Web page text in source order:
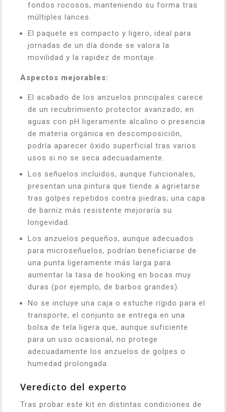
fondos rocosos, manteniendo su forma tras
múltiples lances.
El paquete es compacto y ligero, ideal para
jornadas de un día donde se valora la
movilidad y la rapidez de montaje.
Aspectos mejorables:
El acabado de los anzuelos principales carece
de un recubrimiento protector avanzado; en
aguas con pH ligeramente alcalino o presencia
de materia orgánica en descomposición,
podría aparecer óxido superficial tras varios
usos si no se seca adecuadamente.
Los señuelos incluidos, aunque funcionales,
presentan una pintura que tiende a agrietarse
tras golpes repetidos contra piedras; una capa
de barniz más resistente mejoraría su
longevidad.
Los anzuelos pequeños, aunque adecuados
para microseñuelos, podrían beneficiarse de
una punta ligeramente más larga para
aumentar la tasa de hooking en bocas muy
duras (por ejemplo, de barbos grandes).
No se incluye una caja o estuche rígido para el
transporte; el conjunto se entrega en una
bolsa de tela ligera que, aunque suficiente
para un uso ocasional, no protege
adecuadamente los anzuelos de golpes o
humedad prolongada.
Veredicto del experto
Tras probar este kit en distintas condiciones de